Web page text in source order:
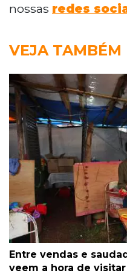
nossas redes
VEJA TAMBÉM
Entre vendas e
veem a hora de